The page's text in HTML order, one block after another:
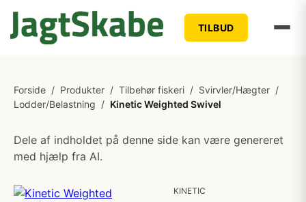
TILBUD
Forside / Produkter / Tilbehør fiskeri / Svirvler/Hægter /
Lodder/Belastning / Kinetic Weighted Swivel
Dele af indholdet på denne side kan være genereret
med hjælp fra AI.
KINETIC